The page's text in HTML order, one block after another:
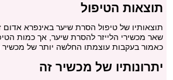
תוצאות הטיפול
תוצאותיו של טיפול הסרת שיער באינפרא
שאר מכשירי הלייזר להסרת שיער, אך כמות
כאמור בעקבות עוצמתו החלשה יותר של מכשיר
יתרונותיו של מכשיר זה